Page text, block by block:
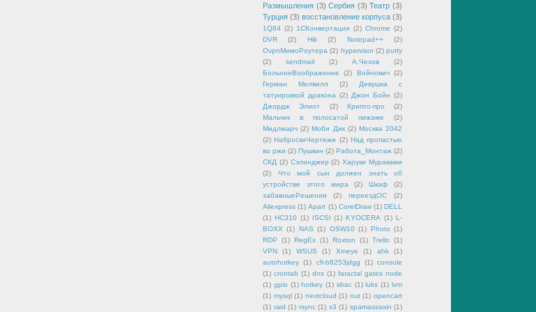
Размышления (3) Сербия (3) Театр (3)
Турция (3) восстановление корпуса (3)
1Q84 (2) 1СКонвертация (2) Chrome (2)
DVR
(2) Hik (2) Notepad++
(2)
OvpnМимоРоутера (2) hypervisor (2) putty
(2)
sendmail (2) А.Чехов
(2)
БольноеВоображение
(2) Войнович (2)
Герман Мелвилл
(2)
Девушка с
татуировкой дракона (2) Джон Бойн (2)
Джордж Элиот
(2) Крипто-про
(2)
Мальчик в полосатой пижаме
(2)
Мидлмарч (2) Моби Дик (2) Москва 2042
(2) НаброскиЧертежи (2) Над пропастью
во ржи (2) Пушкин (2) Работа_Монтаж (2)
СКД (2) Сэлинджер (2) Харуки Мураками
(2)
Что мой сын должен знать об
устройстве этого мира
(2) Шкаф
(2)
забавныеРешения
(2) переездОС
(2)
Aliexpress (1) Apart (1) CorelDraw (1) DELL
(1) HC310 (1) ISCSI (1) KYOCERA (1) L-
BOXX (1) NAS (1) OSW10 (1) Photo (1)
RDP
(1) RegEx (1) Roxton (1) Trello
(1)
VPN
(1) WSUS (1) Xmeye (1) ahk
(1)
autohotkey (1) cfi-b8253jdgg (1) console
(1) crontab (1) dns (1) faractal gates node
(1) gpio (1) hotkey (1) idrac (1) luks (1) lvm
(1) mysql (1) nextcloud (1) nut (1) opencart
(1) raid (1) rsync (1) s3 (1) spamassasin (1)